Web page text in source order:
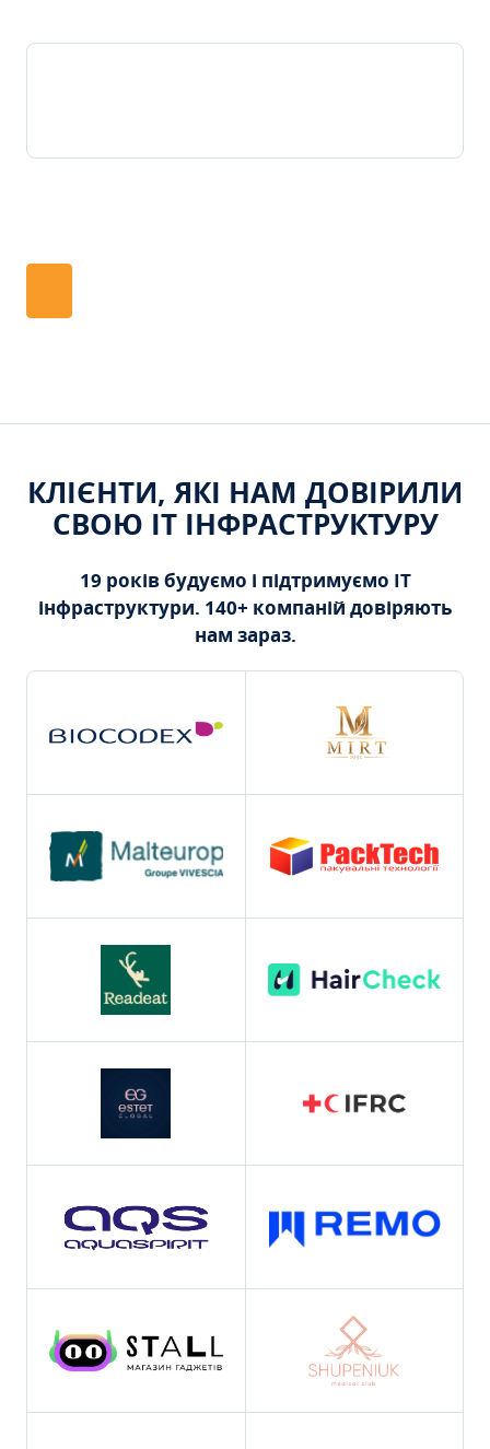
КЛІЄНТИ, ЯКІ НАМ ДОВІРИЛИ
СВОЮ ІТ ІНФРАСТРУКТУРУ
19 років будуємо і підтримуємо ІТ
інфраструктури. 140+ компаній довіряють
нам зараз.